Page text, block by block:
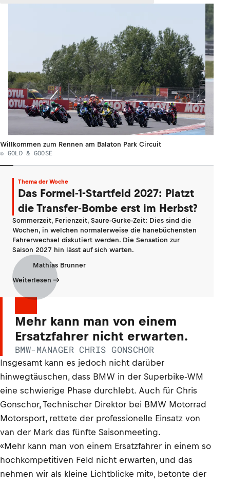
Willkommen zum Rennen am Balaton Park Circuit
© GOLD & GOOSE
Thema der Woche
Das Formel-1-Startfeld 2027: Platzt
die Transfer-Bombe erst im Herbst?
Sommerzeit, Ferienzeit, Saure-Gurke-Zeit: Dies sind die
Wochen, in welchen normalerweise die hanebüchensten
Fahrerwechsel diskutiert werden. Die Sensation zur
Saison 2027 hin lässt auf sich warten.
Mathias Brunner
Weiterlesen
Mehr kann man von einem
Ersatzfahrer nicht erwarten.
BMW-MANAGER CHRIS GONSCHOR
Insgesamt kann es jedoch nicht darüber
hinwegtäuschen, dass BMW in der Superbike-WM
eine schwierige Phase durchlebt. Auch für Chris
Gonschor, Technischer Direktor bei BMW Motorrad
Motorsport, rettete der professionelle Einsatz von
van der Mark das fünfte Saisonmeeting.
«Mehr kann man von einem Ersatzfahrer in einem so
hochkompetitiven Feld nicht erwarten, und das
nehmen wir als kleine Lichtblicke mit», betonte der